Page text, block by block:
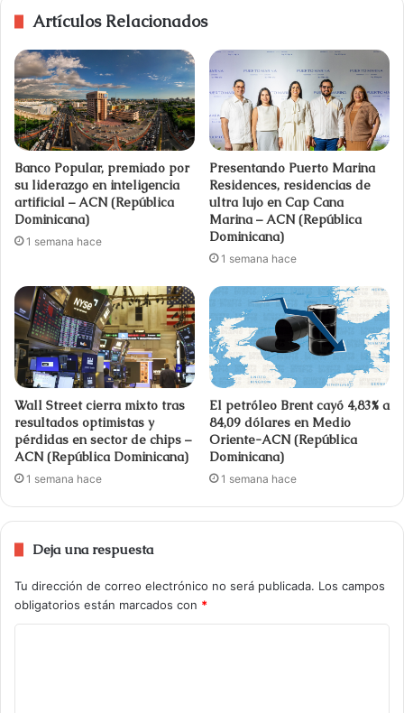
Artículos Relacionados
Banco Popular, premiado por
su liderazgo en inteligencia
artificial – ACN (República
Dominicana)
1 semana hace
Presentando Puerto Marina
Residences, residencias de
ultra lujo en Cap Cana
Marina – ACN (República
Dominicana)
1 semana hace
Wall Street cierra mixto tras
resultados optimistas y
pérdidas en sector de chips –
ACN (República Dominicana)
1 semana hace
El petróleo Brent cayó 4,83% a
84,09 dólares en Medio
Oriente-ACN (República
Dominicana)
1 semana hace
Deja una respuesta
Tu dirección de correo electrónico no será publicada. Los campos
obligatorios están marcados con *